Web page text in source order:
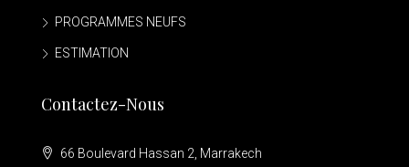
PROGRAMMES NEUFS
ESTIMATION
Contactez-Nous
66 Boulevard Hassan 2, Marrakech